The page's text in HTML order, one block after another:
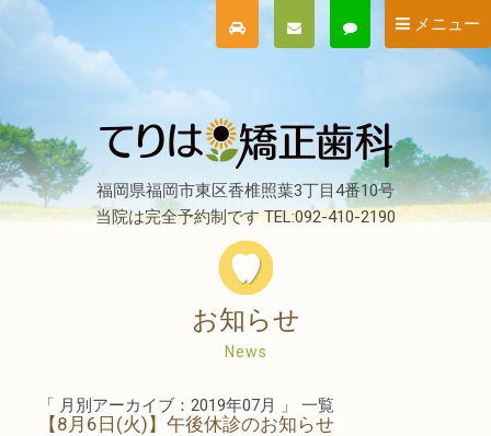
メニュー
福岡県福岡市東区香椎照葉3丁目4番10号
当院は完全予約制です TEL:092-410-2190
お知らせ
News
「 月別アーカイブ：2019年07月 」 一覧
【8月6日(火)】午後休診のお知らせ